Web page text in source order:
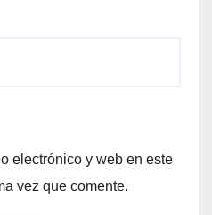
electrónico y web en este
vez que comente.